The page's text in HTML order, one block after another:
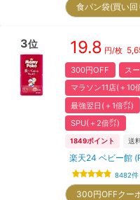
食パン袋(買い
3位 19.8 円/枚
300円OFF
ス
マラソン11店(＋10
最強翌日(＋1倍㌽)
SPU(＋2倍㌽)
1849ポイント 送
楽天24 ベビー館
8482件
300円OFFクー